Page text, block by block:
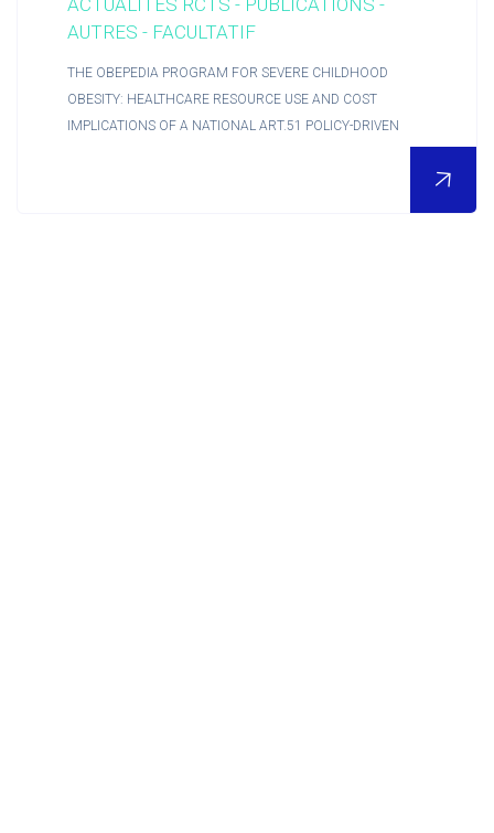
Contact
Accueil
AUTRES - FACULTATIF
THE OBEPEDIA PROGRAM FOR SEVERE CHILDHOOD
OBESITY: HEALTHCARE RESOURCE USE AND COST
IMPLICATIONS OF A NATIONAL ART.51 POLICY-DRIVEN